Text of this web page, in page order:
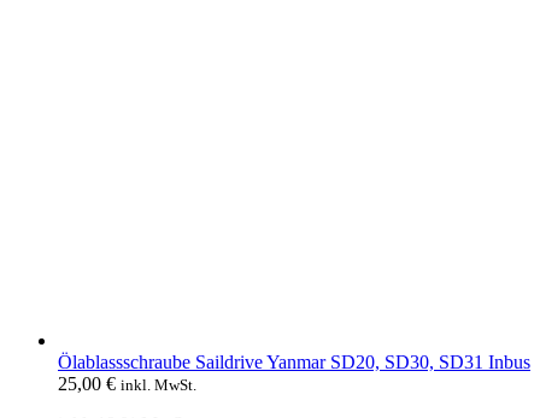
Ölablassschraube Saildrive Yanmar SD20, SD30, SD31 Inbus
25,00 € inkl. MwSt.